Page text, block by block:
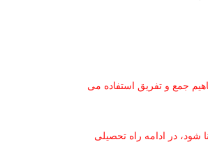
جمع و تفریق استفاده می
شود، در ادامه راه تحصیلی